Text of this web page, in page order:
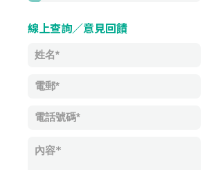
線上查詢／意見回饋